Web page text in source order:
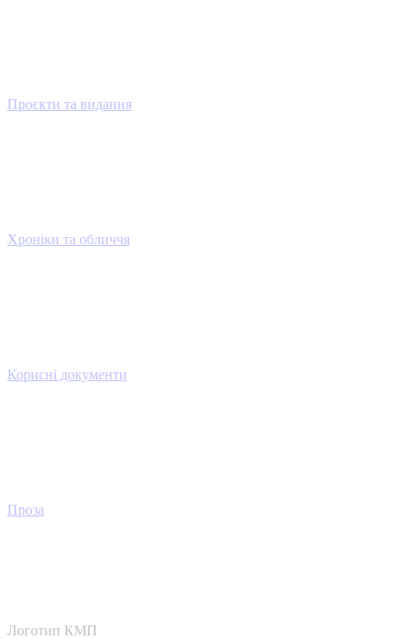
Проєкти та видання
Хроніки та обличчя
Корисні документи
Проза
Логотип КМП